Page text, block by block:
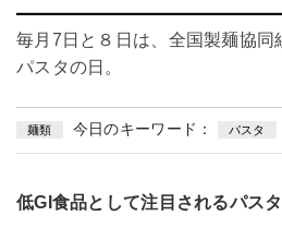
毎月7日と８日は、全国製麺協同
パスタの日。
麺類 今日のキーワード： パスタ
低GI 食品として注目されるパスタ